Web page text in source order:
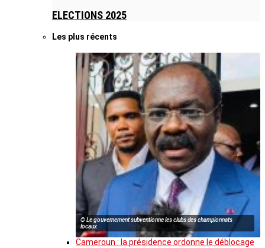
ELECTIONS 2025
Les plus récents
© Le gouvernement subventionne les clubs des championnats
locaux
Cameroun : la présidence ordonne le déblocage